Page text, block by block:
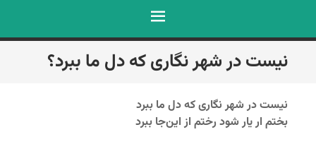
فهرست
رفتن
به
نیست در شهر نگاری که دل ما ببرد؟
نیست در شهر نگاری که دل ما ببرد
بختم ار یار شود رختم از این‌جا ببرد